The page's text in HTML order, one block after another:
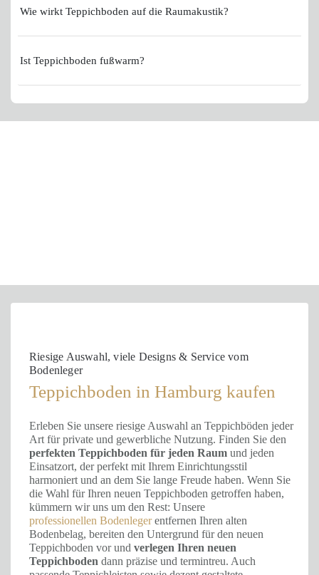
Wie wirkt Teppichboden auf die Raumakustik?
Ist Teppichboden fußwarm?
Riesige Auswahl, viele Designs & Service vom
Bodenleger
Teppichboden in Hamburg kaufen
Erleben Sie unsere riesige Auswahl an Teppichböden jeder
Art für private und gewerbliche Nutzung. Finden Sie den
perfekten Teppichboden für jeden Raum und jeden
Einsatzort, der perfekt mit Ihrem Einrichtungsstil
harmoniert und an dem Sie lange Freude haben. Wenn Sie
die Wahl für Ihren neuen Teppichboden getroffen haben,
kümmern wir uns um den Rest: Unsere
professionellen Bodenlegerentfernen Ihren alten
Bodenbelag, bereiten den Untergrund für den neuen
Teppichboden vor und verlegen Ihren neuen
Teppichboden dann präzise und termintreu. Auch